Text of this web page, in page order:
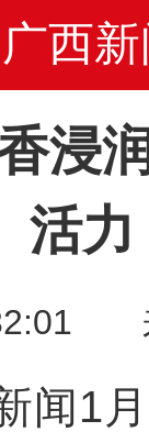
西新
浸
活力
1